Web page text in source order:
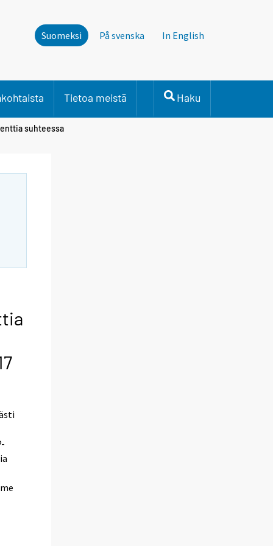
Suomeksi På svenska In English
Tietoa meistä Haku
suhteessa